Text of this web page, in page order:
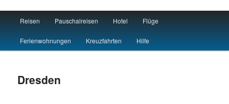
Reisen Hotel Flug
Skip to primary content
Skip to secondary content
Reisen Pauschalreisen Hotel Flüge
Ferienwohnungen Kreuzfahrten Hilfe
Dresden